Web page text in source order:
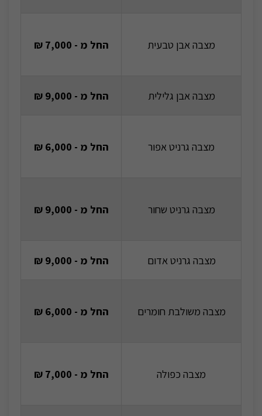
מצבה אבן טבעית החל מ - 7,000 ₪
מצבה אבן גלילית החל מ - 9,000 ₪
מצבה גרניט אפור החל מ - 6,000 ₪
מצבה גרניט שחור החל מ - 9,000 ₪
מצבה גרניט אדום החל מ - 9,000 ₪
מצבה משולבת חומרים החל מ - 6,000 ₪
מצבה כפולה החל מ - 7,000 ₪